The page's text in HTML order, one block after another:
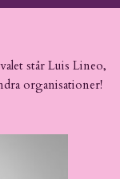
står Luis Lineo,
organisationer!